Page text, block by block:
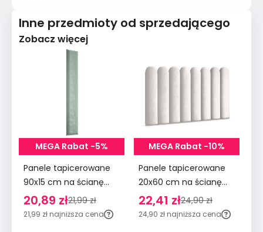
Inne przedmioty od sprzedającego
Zobacz więcej
MEGA Rabat -5%
Panele tapicerowane
90x15 cm na ścianę
wezgłowie miętowy
20,89 zł21,99 zł
21,99 zł najniższa cena
MEGA Rabat -10%
Panele tapicerowane
20x60 cm na ścianę
płotek wezgłowie
kremowy
22,41 zł24,90 zł
24,90 zł najniższa cena